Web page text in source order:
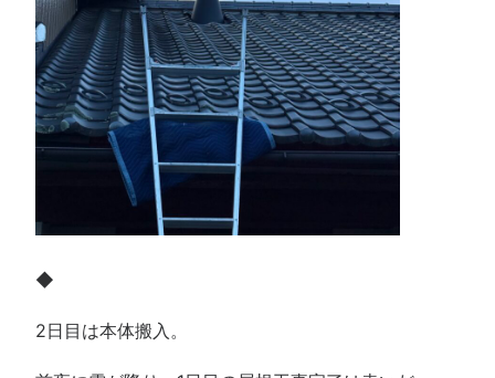
◆
2日目は本体搬入。